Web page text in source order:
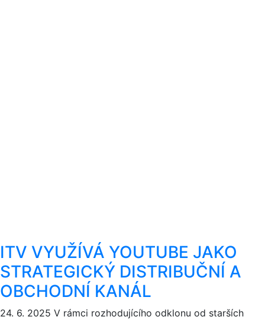
ITV VYUŽÍVÁ YOUTUBE JAKO
STRATEGICKÝ DISTRIBUČNÍ A
OBCHODNÍ KANÁL
24. 6. 2025 V rámci rozhodujícího odklonu od starších